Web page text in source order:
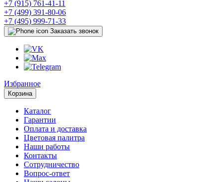
+7 (915) 761-41-11
+7 (499) 391-80-06
+7 (495) 999-71-33
Заказать звонок
Избранное
Корзина
Каталог
Гарантии
Оплата и доставка
Цветовая палитра
Наши работы
Контакты
Сотрудничество
Вопрос-ответ